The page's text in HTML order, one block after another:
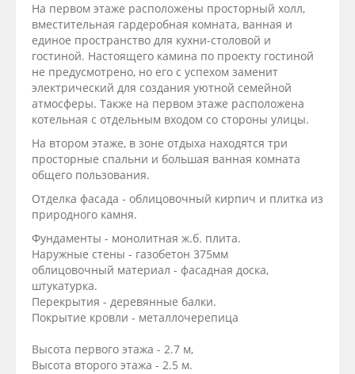
На первом этаже расположены просторный холл,
вместительная гардеробная комната, ванная и
единое пространство для кухни-столовой и
гостиной. Настоящего камина по проекту гостиной
не предусмотрено, но его с успехом заменит
электрический для создания уютной семейной
атмосферы. Также на первом этаже расположена
котельная с отдельным входом со стороны улицы.
На втором этаже, в зоне отдыха находятся три
просторные спальни и большая ванная комната
общего пользования.
Отделка фасада - облицовочный кирпич и плитка из
природного камня.
Фундаменты - монолитная ж.б. плита.
Hаружные стены - газобетон 375мм
облицовочный материал - фасадная доска,
штукатурка.
Перекрытия - деревянные балки.
Покрытие кровли - металлочерепица
Высота первого этажа - 2.7 м,
Высота второго этажа - 2.5 м.